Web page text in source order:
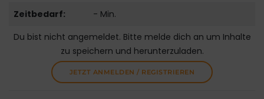
Zeitbedarf:
- Min.
Du bist nicht angemeldet. Bitte melde dich an um Inhalte
zu speichern und herunterzuladen.
JETZT ANMELDEN / REGISTRIEREN